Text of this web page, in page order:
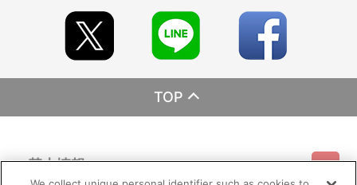
ｔｒａｎｑｕｉｌｌｅ． －ひとりにしてくれないか…－
33：げんしけん２：：ＢＬげんしけん Ａｉｄｅｚ－ｍｏｉ，
ｓ’ｉｌ ｖｏｕｓ ｐｌａｉｔ！ －僕を助けてください！－
34：げんしけん２：：コミフェスのテーマ －５５万人の祭典 ｖ
35：げんしけん２：：やっぱり落ち着く、げんしけん －Ｔｈｅｍ
TOP
基本情報